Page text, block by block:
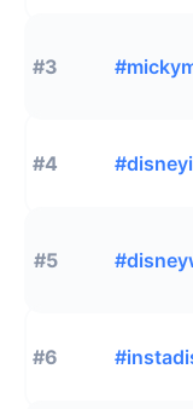
#3
#4
#5
#6